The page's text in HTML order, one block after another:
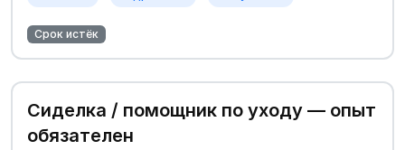
Срок истёк
Сиделка / помощник по уходу — опыт
обязателен